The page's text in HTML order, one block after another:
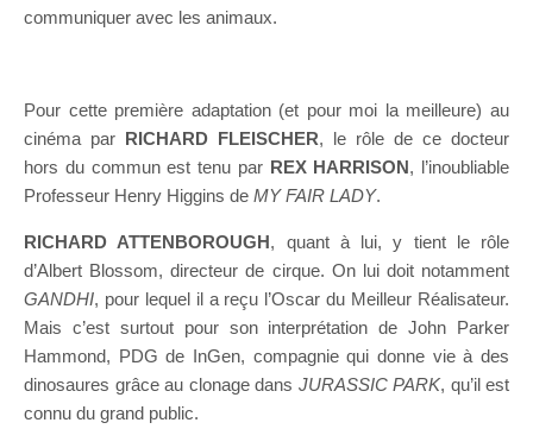
communiquer avec les animaux.
Pour cette première adaptation (et pour moi la meilleure) au
cinéma par RICHARD FLEISCHER, le rôle de ce docteur
hors du commun est tenu par REX HARRISON, l’inoubliable
Professeur Henry Higgins de MY FAIR LADY.
RICHARD ATTENBOROUGH, quant à lui, y tient le rôle
d’Albert Blossom, directeur de cirque. On lui doit notamment
GANDHI, pour lequel il a reçu l’Oscar du Meilleur Réalisateur.
Mais c’est surtout pour son interprétation de John Parker
Hammond, PDG de InGen, compagnie qui donne vie à des
dinosaures grâce au clonage dans JURASSIC PARK, qu’il est
connu du grand public.